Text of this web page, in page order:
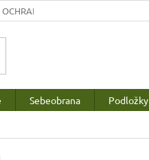
OSOBNÍCH ÚDAJŮ
Sebeobrana